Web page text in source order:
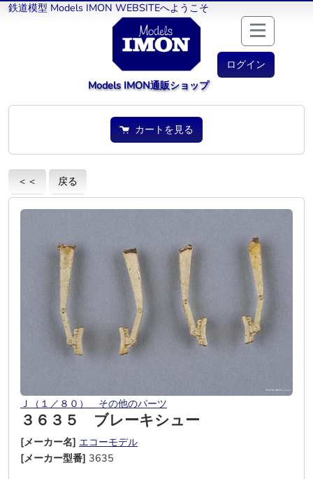
鉄道模型 Models IMON WEBSITEへようこそ
ログイン
Models IMON通販ショップ
カートを見る
＜＜ 戻る
Ｊ（１／８０） その他のパーツ
３６３５ ブレーキシュー
[メーカー名] エコーモデル
[メーカー型番] 3635